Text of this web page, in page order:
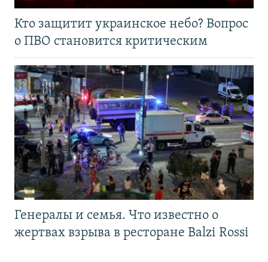
Кто защитит украинское небо? Вопрос
о ПВО становится критическим
Генералы и семья. Что известно о
жертвах взрыва в ресторане Balzi Rossi